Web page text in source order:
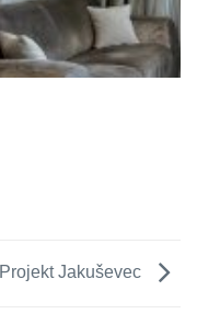
Projekt Jakuševec